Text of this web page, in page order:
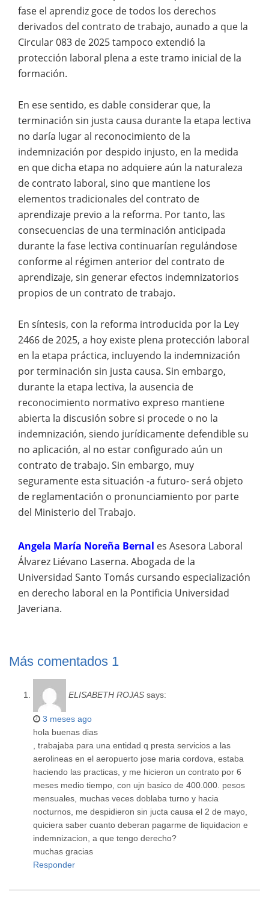
fase el aprendiz goce de todos los derechos
derivados del contrato de trabajo, aunado a que la
Circular 083 de 2025 tampoco extendió la
protección laboral plena a este tramo inicial de la
formación.
En ese sentido, es dable considerar que, la
terminación sin justa causa durante la etapa lectiva
no daría lugar al reconocimiento de la
indemnización por despido injusto, en la medida
en que dicha etapa no adquiere aún la naturaleza
de contrato laboral, sino que mantiene los
elementos tradicionales del contrato de
aprendizaje previo a la reforma. Por tanto, las
consecuencias de una terminación anticipada
durante la fase lectiva continuarían regulándose
conforme al régimen anterior del contrato de
aprendizaje, sin generar efectos indemnizatorios
propios de un contrato de trabajo.
En síntesis, con la reforma introducida por la Ley
2466 de 2025, a hoy existe plena protección laboral
en la etapa práctica, incluyendo la indemnización
por terminación sin justa causa. Sin embargo,
durante la etapa lectiva, la ausencia de
reconocimiento normativo expreso mantiene
abierta la discusión sobre si procede o no la
indemnización, siendo jurídicamente defendible su
no aplicación, al no estar configurado aún un
contrato de trabajo. Sin embargo, muy
seguramente esta situación -a futuro- será objeto
de reglamentación o pronunciamiento por parte
del Ministerio del Trabajo.
Angela María Noreña Bernal es Asesora Laboral
Álvarez Liévano Laserna. Abogada de la
Universidad Santo Tomás cursando especialización
en derecho laboral en la Pontificia Universidad
Javeriana.
Más comentados 1
ELISABETH ROJAS says:
3 meses ago
hola buenas dias
, trabajaba para una entidad q presta servicios a las
aerolineas en el aeropuerto jose maria cordova, estaba
haciendo las practicas, y me hicieron un contrato por 6
meses medio tiempo, con ujn basico de 400.000. pesos
mensuales, muchas veces doblaba turno y hacia
nocturnos, me despidieron sin jucta causa el 2 de mayo,
quiciera saber cuanto deberan pagarme de liquidacion e
indemnizacion, a que tengo derecho?
muchas gracias
Responder